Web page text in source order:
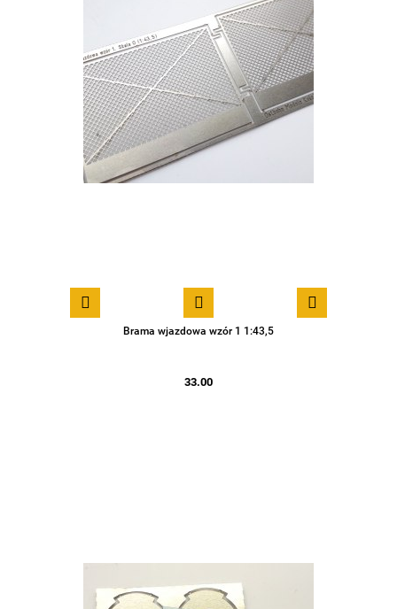
Brama wjazdowa wzór 1 1:43,5
33.00